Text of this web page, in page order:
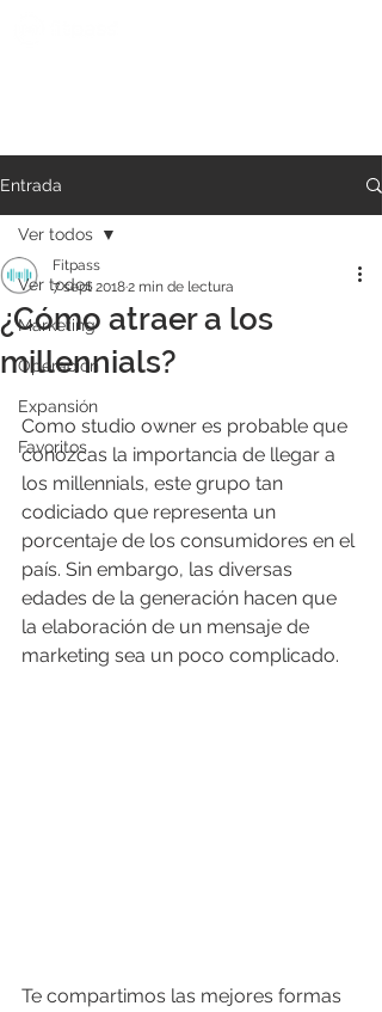
Entrada
Ver todos
Marketing
Operación
Expansión
Favoritos
Ver todos
¿Cómo atraer a los
millennials?
Fitpass
7 sept 20182 min de lectura
Como studio owner es probable que
conozcas la importancia de llegar a
los millennials, este grupo tan
codiciado que representa un
porcentaje de los consumidores en el
país. Sin embargo, las diversas
edades de la generación hacen que
la elaboración de un mensaje de
marketing sea un poco complicado.
Te compartimos las mejores formas